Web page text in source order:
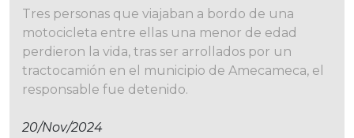
Tres personas que viajaban a bordo de una
motocicleta entre ellas una menor de edad
perdieron la vida, tras ser arrollados por un
tractocamión en el municipio de Amecameca, el
responsable fue detenido.
20/nov/2024